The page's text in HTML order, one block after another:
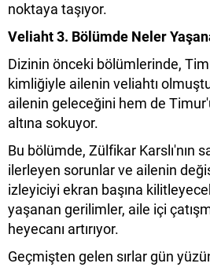
noktaya taşıyor.
Veliaht 3. Bölümde Neler
Dizinin önceki bölümlerinde,
kimliğiyle ailenin veliahtı
ailenin geleceğini hem de
altına sokuyor.
Bu bölümde, Zülfikar Karslı'nın
ilerleyen sorunlar ve ailenin
izleyiciyi ekran başına
yaşanan gerilimler, aile içi
heyecanı artırıyor.
Geçmişten gelen sırlar gün